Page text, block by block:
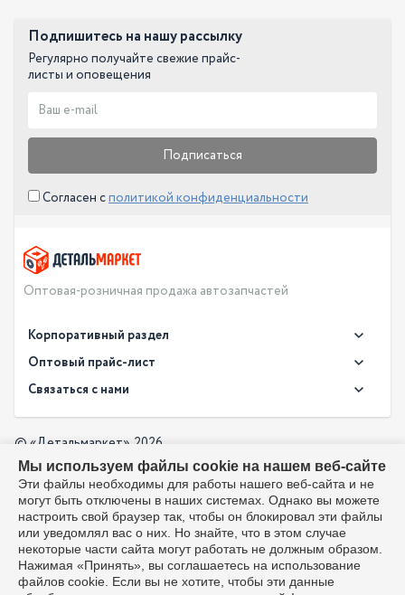
Подпишитесь на нашу рассылку
Регулярно получайте свежие прайс-
листы и оповещения
Подписаться
Согласен сполитикой конфиденциальности
Оптовая-розничная продажа автозапчастей
Корпоративный раздел
Новости
О компании
Доставка
Оптовый прайс-лист
Оплата
Производители
Политика в отношении обработки персональных данных
Оптовый прайс-лист
Скачать прайс в PDF
Связаться с нами
info@detalmarket.ru
Перезвоните мне
© «Детальмаркет», 2026
Разработка:
Все упоминания товарных знаков (включая LADA и АвтоВАЗ)
используются исключительно для указания совместимости
товаров и соответствуют положениям ст. 1487, 1484
Гражданского кодекса РФ. Интернет-магазин не является
официальным дистрибьютором или представителем ПАО
Мы используем файлы cookie на нашем веб-сайте
Эти файлы необходимы для работы нашего веб-сайта и не
могут быть отключены в наших системах. Однако вы можете
настроить свой браузер так, чтобы он блокировал эти файлы
или уведомлял вас о них. Но знайте, что в этом случае
некоторые части сайта могут работать не должным образом.
Нажимая «Принять», вы соглашаетесь на использование
файлов cookie. Если вы не хотите, чтобы эти данные